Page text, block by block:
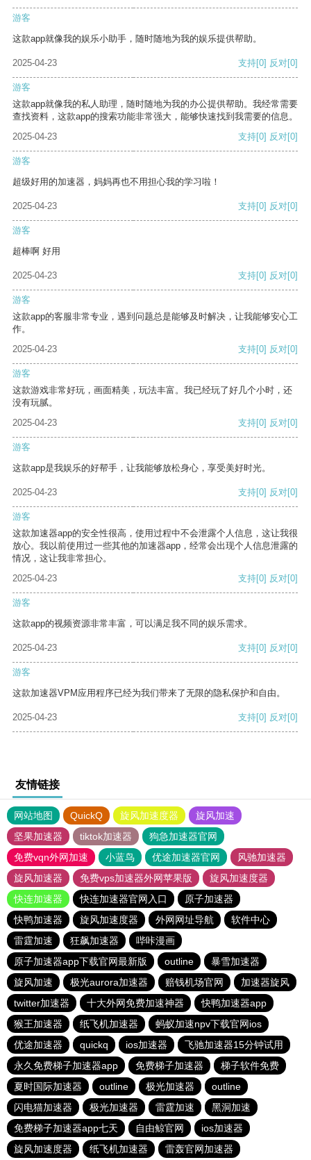
游客
这款app就像我的娱乐小助手，随时随地为我的娱乐提供帮助。
2025-04-23 支持[0] 反对[0]
游客
这款app就像我的私人助理，随时随地为我的办公提供帮助。我经常需要
查找资料，这款app的搜索功能非常强大，能够快速找到我需要的信息。
2025-04-23
支持[0] 反对[0]
游客
超级好用的加速器，妈妈再也不用担心我的学习啦！
2025-04-23 支持[0] 反对[0]
游客
超棒啊 好用
2025-04-23 支持[0] 反对[0]
游客
这款app的客服非常专业，遇到问题总是能够及时解决，让我能够安心工
作。
2025-04-23
支持[0] 反对[0]
游客
这款游戏非常好玩，画面精美，玩法丰富。我已经玩了好几个小时，还
没有玩腻。
2025-04-23
支持[0] 反对[0]
游客
这款app是我娱乐的好帮手，让我能够放松身心，享受美好时光。
2025-04-23 支持[0] 反对[0]
游客
这款加速器app的安全性很高，使用过程中不会泄露个人信息，这让我很
放心。我以前使用过一些其他的加速器app，经常会出现个人信息泄露的
情况，这让我非常担心。
2025-04-23
支持[0] 反对[0]
游客
这款app的视频资源非常丰富，可以满足我不同的娱乐需求。
2025-04-23 支持[0] 反对[0]
游客
这款加速器VPM应用程序已经为我们带来了无限的隐私保护和自由。
2025-04-23 支持[0] 反对[0]
友情链接
网站地图 QuickQ 旋风加速度器
旋风加速
坚果加速器
tiktok加速器
狗急加速器官网
免费vqn外网加速
小蓝鸟 优途加速器官网
风驰加速器
旋风加速器
免费vps加速器外网苹果版
旋风加速度器
快连加速器
快连加速器官网入口
原子加速器
快鸭加速器
旋风加速度器 外网网址导航
软件中心
雷霆加速
狂飙加速器
哔咔漫画
原子加速器app下载官网最新版
outline
暴雪加速器
旋风加速
极光aurora加速器 赔钱机场官网
加速器旋风
twitter加速器
十大外网免费加速神器
快鸭加速器app
猴王加速器
纸飞机加速器
蚂蚁加速npv下载官网ios
优途加速器
quickq ios加速器
飞驰加速器15分钟试用
永久免费梯子加速器app
免费梯子加速器
梯子软件免费
夏时国际加速器
outline 极光加速器
outline
闪电猫加速器
极光加速器 雷霆加速
黑洞加速
免费梯子加速器app七天
自由鲸官网
ios加速器
旋风加速度器
纸飞机加速器 雷轰官网加速器